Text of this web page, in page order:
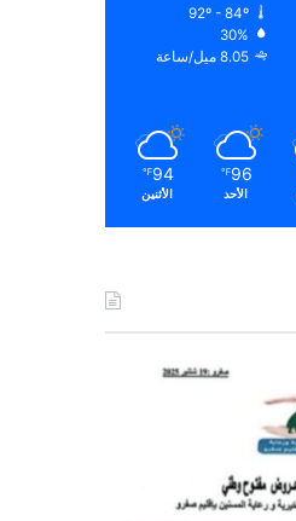
92º - 84º
30%
8.05 ميل/ساعة
96
℉
الأحد
94
℉
الأثنين